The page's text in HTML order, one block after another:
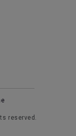
reserved.